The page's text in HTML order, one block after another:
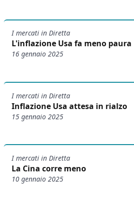
I mercati in Diretta
L'inflazione Usa fa meno paura
16 gennaio 2025
I mercati in Diretta
Inflazione Usa attesa in rialzo
15 gennaio 2025
I mercati in Diretta
La Cina corre meno
10 gennaio 2025